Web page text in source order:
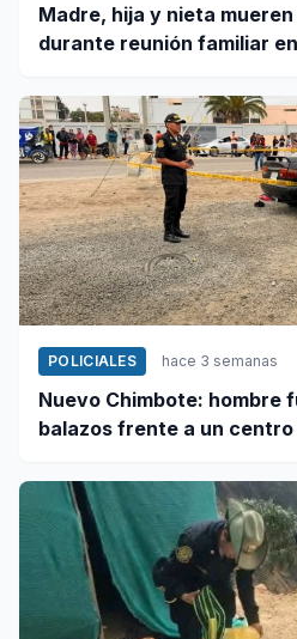
Madre, hija y nieta
durante reunión familiar
POLICIALES hace 3 semanas
Nuevo Chimbote: hombre
balazos frente a un